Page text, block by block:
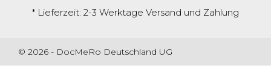
* Lieferzeit: 2-3 Werktage Versand und Zahlung
© 2026 - DocMeRo Deutschland UG